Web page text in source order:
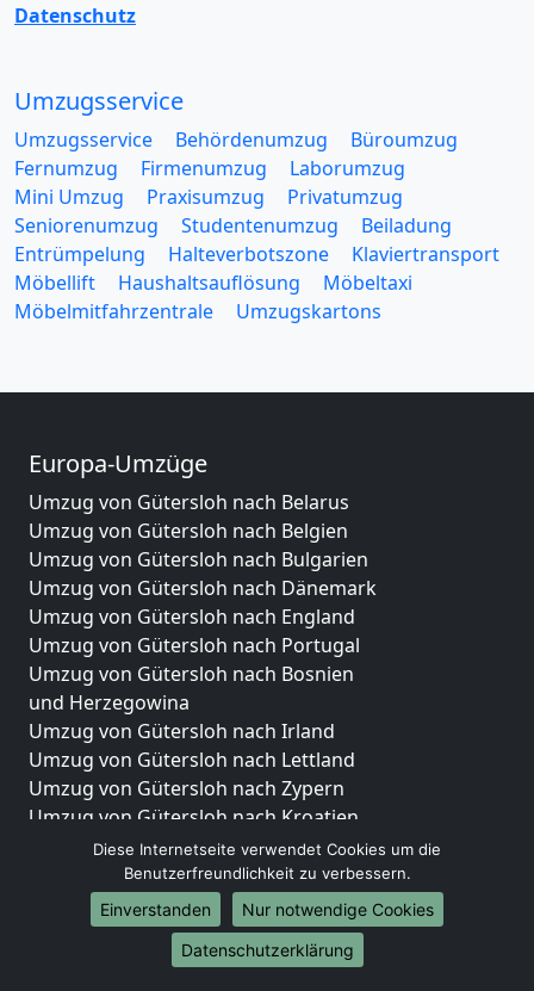
Datenschutz
Umzugsservice
Umzugsservice Behördenumzug
Büroumzug
Fernumzug
Firmenumzug
Laborumzug
Mini Umzug
Praxisumzug
Privatumzug
Seniorenumzug
Studentenumzug
Beiladung
Entrümpelung
Halteverbotszone
Klaviertransport
Möbellift
Haushaltsauflösung
Möbeltaxi
Möbelmitfahrzentrale
Umzugskartons
Europa-Umzüge
Umzug von Gütersloh nach Belarus
Umzug von Gütersloh nach Belgien
Umzug von Gütersloh nach Bulgarien
Umzug von Gütersloh nach Dänemark
Umzug von Gütersloh nach England
Umzug von Gütersloh nach Portugal
Umzug von Gütersloh nach Bosnien
und Herzegowina
Umzug von Gütersloh nach Irland
Umzug von Gütersloh nach Lettland
Umzug von Gütersloh nach Zypern
Umzug von Gütersloh nach Kroatien
Umzug von Gütersloh nach Estland
Umzug von Gütersloh nach Finnland
Umzug von Gütersloh nach Frankreich
Umzug von Gütersloh nach Griechenland
Umzug von Gütersloh nach Italien
Diese Internetseite verwendet Cookies um die
Benutzerfreundlichkeit zu verbessern.
Einverstanden
Nur notwendige Cookies
Datenschutzerklärung